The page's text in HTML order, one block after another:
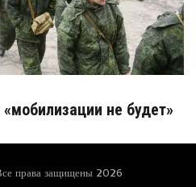
не будет»
права защищены 2026